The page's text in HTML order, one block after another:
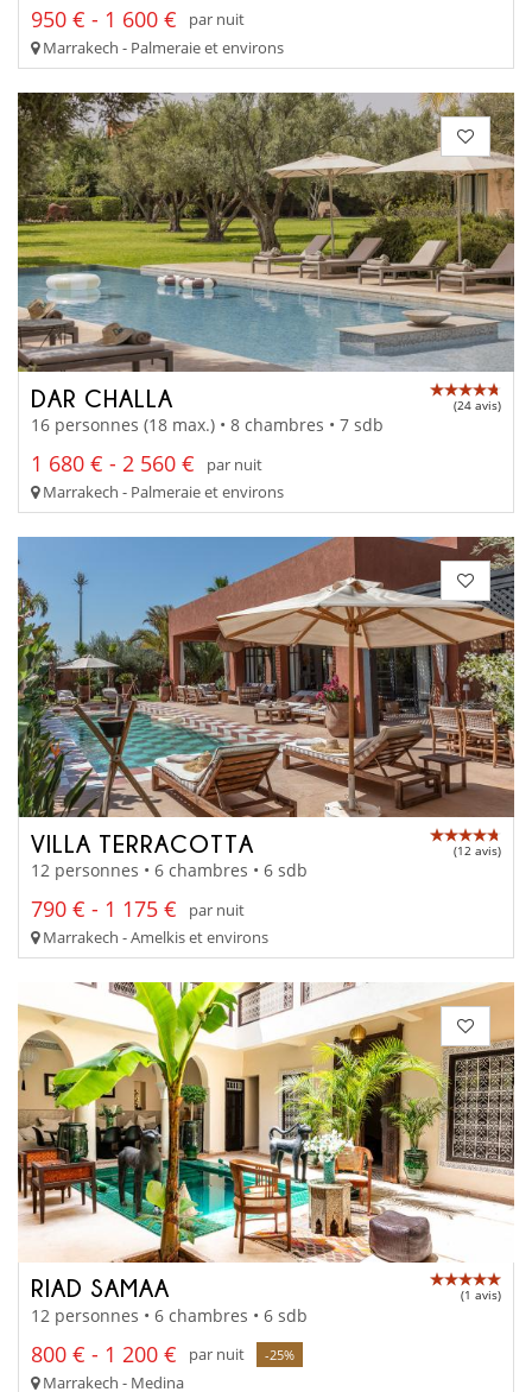
950 € - 1 600 €
par nuit
Marrakech - Palmeraie et environs
DAR CHALLA (24 avis)
16 personnes (18 max.) • 8 chambres • 7 sdb
1 680 € - 2 560 €
par nuit
Marrakech - Palmeraie et environs
VILLA TERRACOTTA (12 avis)
12 personnes • 6 chambres • 6 sdb
790 € - 1 175 €
par nuit
Marrakech - Amelkis et environs
RIAD SAMAA (1 avis)
12 personnes • 6 chambres • 6 sdb
800 € - 1 200 € par nuit -25%
Marrakech - Medina